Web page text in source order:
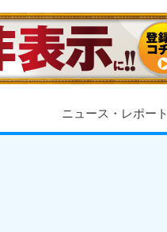
ニュース・レポート